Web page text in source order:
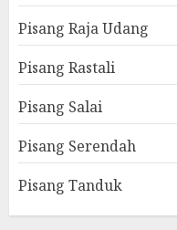
Pisang Raja Udang
Pisang Rastali
Pisang Salai
Pisang Serendah
Pisang Tanduk